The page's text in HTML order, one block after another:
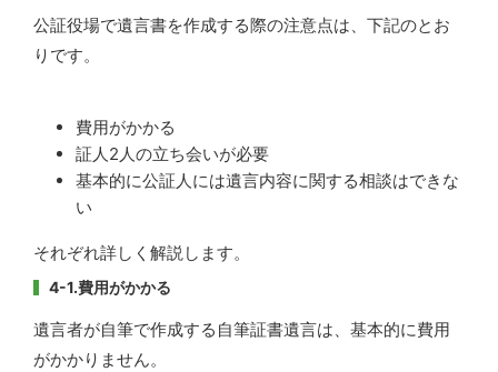
公証役場で遺言書を作成する際の注意点は、下記のとお
りです。
費用がかかる
証人2人の立ち会いが必要
基本的に公証人には遺言内容に関する相談はできな
い
それぞれ詳しく解説します。
4-1.費用がかかる
遺言者が自筆で作成する自筆証書遺言は、基本的に費用
がかかりません。